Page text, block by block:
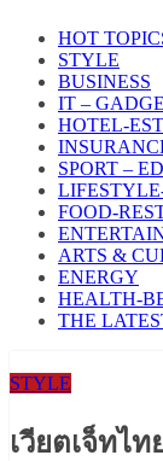
HOT
STYLE
BUSINESS
IT –
HOTEL-
SPORT –
FOOD-
ARTS &
ENERGY
HEALTH​-
THE
STYLE
เวียตเจ็ทไ